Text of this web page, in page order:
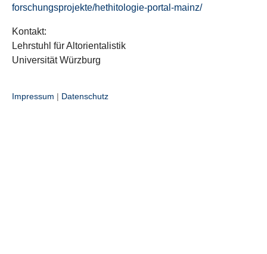
forschungsprojekte/hethitologie-portal-mainz/
Kontakt:
Lehrstuhl für Altorientalistik
Universität Würzburg
Impressum | Datenschutz